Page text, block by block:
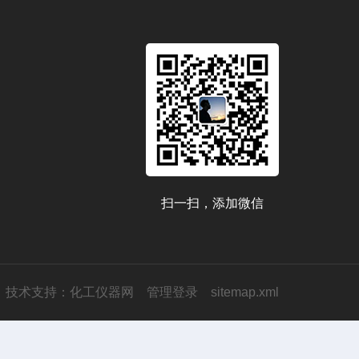
扫一扫，添加微信
技术支持： 化工仪器网 管理登录 sitemap.xml